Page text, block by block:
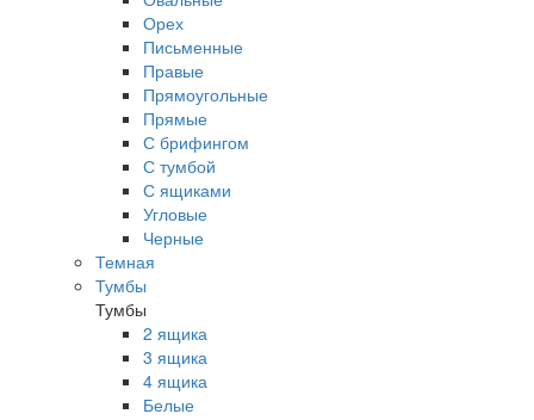
Орех
Письменные
Правые
Прямоугольные
Прямые
С брифингом
С тумбой
С ящиками
Угловые
Черные
Темная
Тумбы
Тумбы
2 ящика
3 ящика
4 ящика
Белые